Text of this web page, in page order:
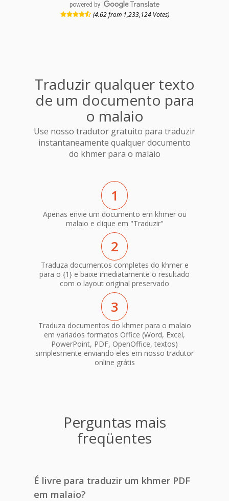
powered by
(4.62 from 1,233,124 Votes)
Traduzir qualquer texto
de um documento para
o malaio
Use nosso tradutor gratuito para traduzir
instantaneamente qualquer documento
do khmer para o malaio
1
Apenas envie um documento em khmer ou
malaio e clique em "Traduzir"
2
Traduza documentos completes do khmer e
para o {1} e baixe imediatamente o resultado
com o layout original preservado
3
Traduza documentos do khmer para o malaio
em variados formatos Office (Word, Excel,
PowerPoint, PDF, OpenOffice, textos)
simplesmente enviando eles em nosso tradutor
online grátis
Perguntas mais
freqüentes
É livre para traduzir um khmer PDF
em malaio?